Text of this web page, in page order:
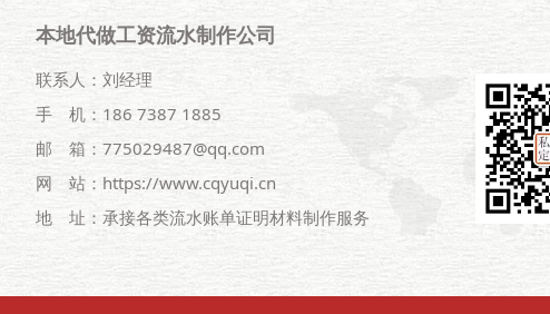
本地代做工资流水制作公司
联系人：刘经理
手 机：186 7387 1885
邮 箱：775029487@qq.com
网 站：https://www.cqyuqi.cn
地 址：承接各类流水账单证明材料制作服务